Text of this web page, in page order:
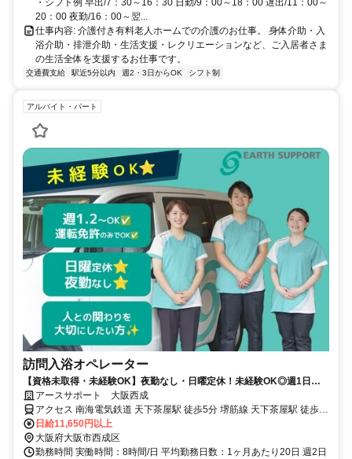
20：00 夜勤/16：00～翌...
仕事内容: 介護付き有料老人ホームでの介護のお仕事。 身体介助・入
浴介助・排泄介助・生活支援・レクリエーションなど、ご入居者さま
の生活全体を支援するお仕事です。
交通費支給 駅近5分以内 週2・3日からOK シフト制
アルバイト・パート
訪問入浴オペレーター
【資格未取得・未経験OK】夜勤なし・日曜定休！未経験OK◎週1日～
勤務OK☆
アースサポート 大阪西成
アクセス 南海電気鉄道 天下茶屋駅 徒歩5分 堺筋線 天下茶屋駅 徒歩5
分
日給11,650円以上
大阪府大阪市西成区
勤務時間 実働時間：8時間/日 平均勤務日数：1ヶ月あたり20日 週2日